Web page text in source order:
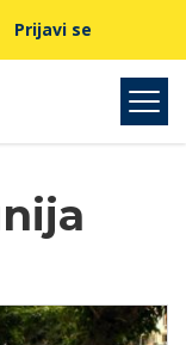
Prijavi se